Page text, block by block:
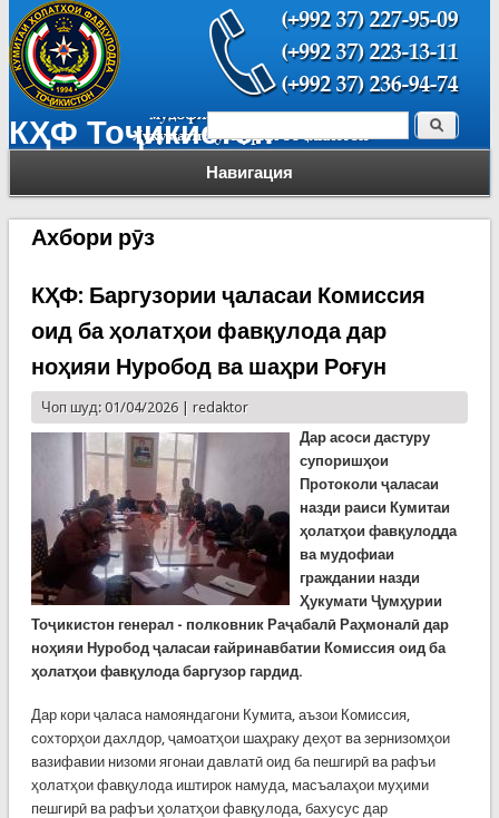
КҲФ Тоҷикистон
Навигация
Форма поиска Поиск
Ахбори рӯз
КҲФ: Баргузории ҷаласаи Комиссия
оид ба ҳолатҳои фавқулода дар
ноҳияи Нуробод ва шаҳри Роғун
Чоп шуд: 01/04/2026 | redaktor
Дар асоси дастуру
супоришҳои
Протоколи ҷаласаи
назди раиси Кумитаи
ҳолатҳои фавқулодда
ва мудофиаи
граждании назди
Ҳукумати Ҷумҳурии
Тоҷикистон генерал - полковник Раҷабалӣ Раҳмоналӣ дар
ноҳияи Нуробод ҷаласаи ғайринавбатии Комиссия оид ба
ҳолатҳои фавқулода баргузор гардид.
Дар кори ҷаласа намояндагони Кумита, аъзои Комиссия,
сохторҳои дахлдор, ҷамоатҳои шаҳраку деҳот ва зернизомҳои
вазифавии низоми ягонаи давлатӣ оид ба пешгирӣ ва рафъи
ҳолатҳои фавқулода иштирок намуда, масъалаҳои муҳими
пешгирӣ ва рафъи ҳолатҳои фавқулода, бахусус дар